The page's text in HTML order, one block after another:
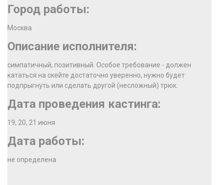
Город работы:
Москва
Описание исполнителя:
симпатичный, позитивный. Особое требование - должен
кататься на скейте достаточно уверенно, нужно будет
подпрыгнуть или сделать другой (несложный) трюк.
Дата проведения кастинга:
19, 20, 21 июня
Дата работы:
не определена